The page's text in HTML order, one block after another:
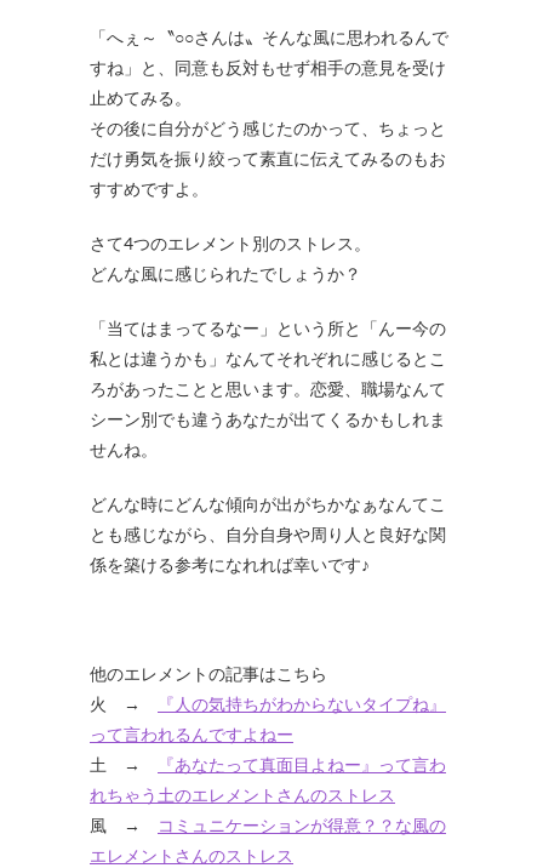
「へぇ～〝○○さんは〟そんな風に思われるんで
すね」と、同意も反対もせず相手の意見を受け
止めてみる。
その後に自分がどう感じたのかって、ちょっと
だけ勇気を振り絞って素直に伝えてみるのもお
すすめですよ。
さて4つのエレメント別のストレス。
どんな風に感じられたでしょうか？
「当てはまってるなー」という所と「んー今の
私とは違うかも」なんてそれぞれに感じるとこ
ろがあったことと思います。恋愛、職場なんて
シーン別でも違うあなたが出てくるかもしれま
せんね。
どんな時にどんな傾向が出がちかなぁなんてこ
とも感じながら、自分自身や周り人と良好な関
係を築ける参考になれれば幸いです♪
他のエレメントの記事はこちら
火 →
『人の気持ちがわからないタイプね』
って言われるんですよねー
土 →
『あなたって真面目よねー』って言わ
れちゃう土のエレメントさんのストレス
風 →
コミュニケーションが得意？？な風の
エレメントさんのストレス